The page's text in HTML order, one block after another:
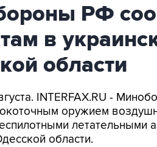
РФ
в
области
INTERFAX.RU -
оружием
летательными
области.